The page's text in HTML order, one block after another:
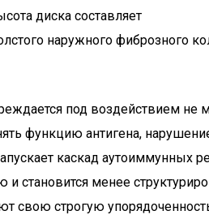
диска составляет
наружного фиброзного
под воздействием
функцию антигена,
каскад аутоиммунных
менее
свою строгую